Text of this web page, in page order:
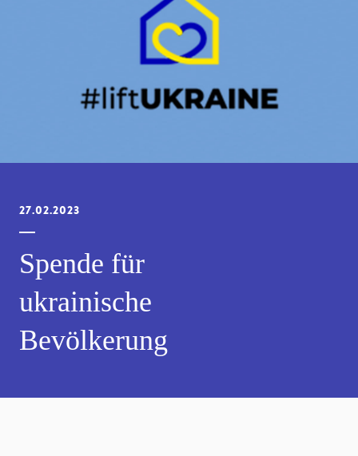
27.02.2023
Spende für
ukrainische
Bevölkerung